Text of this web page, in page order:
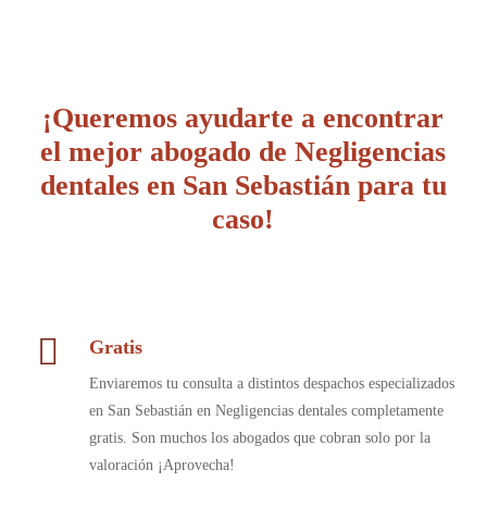
¡Queremos ayudarte a encontrar
el mejor abogado de Negligencias
dentales en San Sebastián para tu
caso!
Gratis
Enviaremos tu consulta a distintos despachos especializados
en San Sebastián en Negligencias dentales completamente
gratis. Son muchos los abogados que cobran solo por la
valoración ¡Aprovecha!